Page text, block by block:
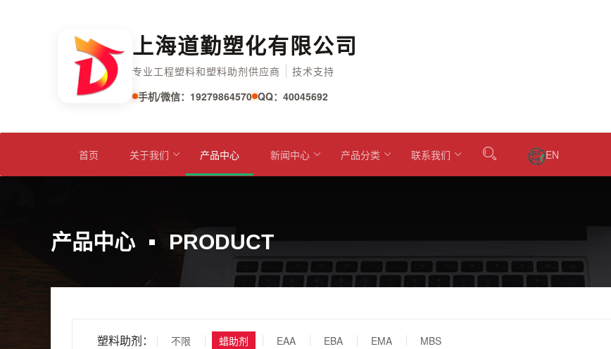
上海道勤塑化有限公司
专业工程塑料和塑料助剂供应商
技术支持
手机/微信：19279864570 QQ：40045692
首页 关于我们 产品中心 新闻中心 产品分类 联系我们 EN
产品中心 PRODUCT
塑料助剂： 不限 蜡助剂 EAA EBA EMA MBS